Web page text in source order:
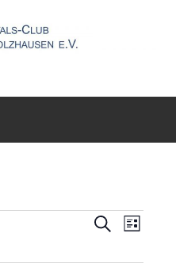
Suche
SucheListe